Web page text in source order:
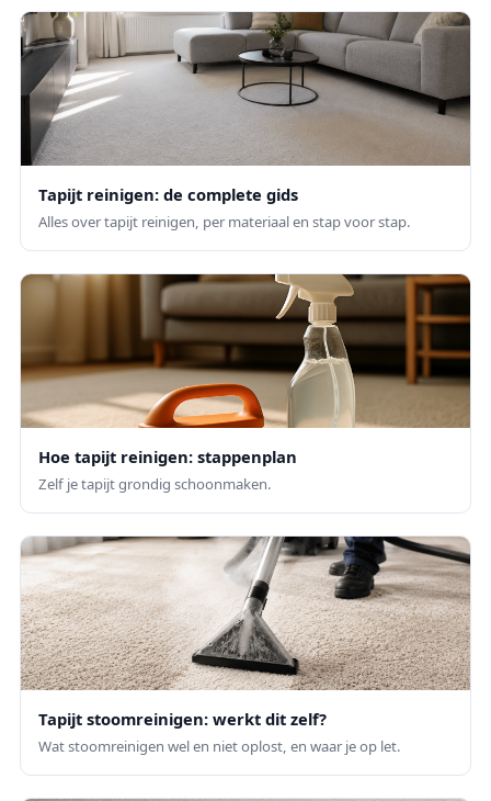
Tapijt reinigen: de complete gids
Alles over tapijt reinigen, per materiaal en stap voor stap.
Hoe tapijt reinigen: stappenplan
Zelf je tapijt grondig schoonmaken.
Tapijt stoomreinigen: werkt dit zelf?
Wat stoomreinigen wel en niet oplost, en waar je op let.